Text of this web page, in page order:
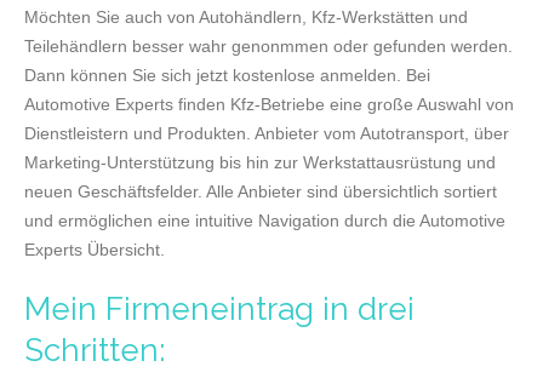
Möchten Sie auch von Autohändlern, Kfz-Werkstätten und
Teilehändlern besser wahr genonmmen oder gefunden werden.
Dann können Sie sich jetzt kostenlose anmelden. Bei
Automotive Experts finden Kfz-Betriebe eine große Auswahl von
Dienstleistern und Produkten. Anbieter vom Autotransport, über
Marketing-Unterstützung bis hin zur Werkstattausrüstung und
neuen Geschäftsfelder. Alle Anbieter sind übersichtlich sortiert
und ermöglichen eine intuitive Navigation durch die Automotive
Experts Übersicht.
Mein Firmeneintrag in drei
Schritten: